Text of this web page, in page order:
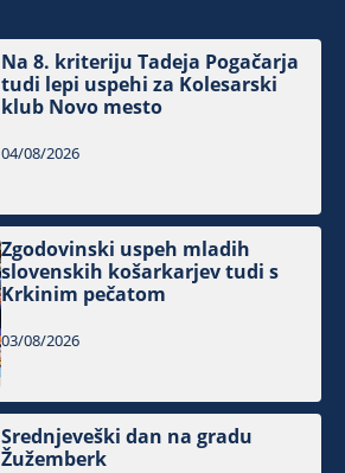
Na 8. kriteriju Tadeja Pogačarja
tudi lepi uspehi za Kolesarski
klub Novo mesto
04/08/2026
Zgodovinski uspeh mladih
slovenskih košarkarjev tudi s
Krkinim pečatom
03/08/2026
Srednjeveški dan na gradu
Žužemberk